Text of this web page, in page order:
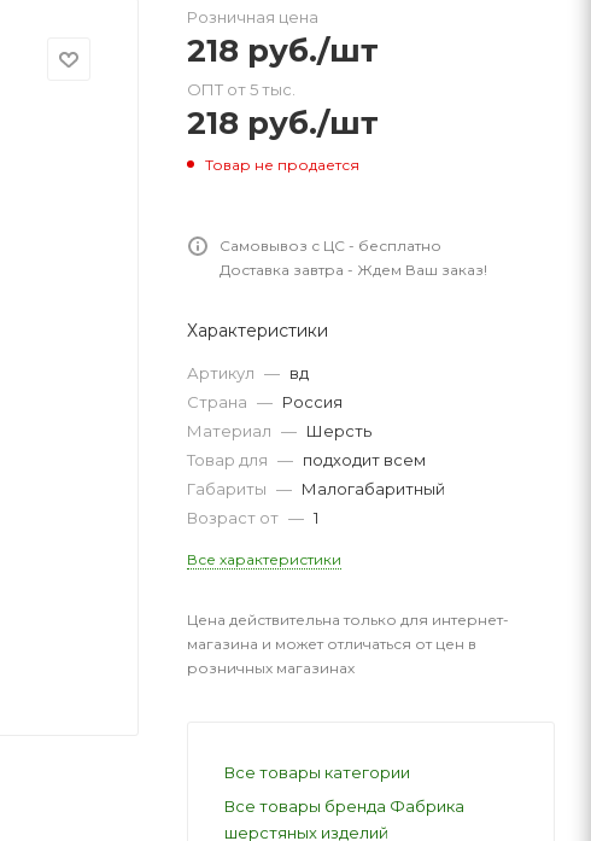
Розничная цена
218 руб./шт
ОПТ от 5 тыс.
218 руб./шт
Товар не продается
Самовывоз с ЦС - бесплатно
Доставка завтра - Ждем Ваш заказ!
Характеристики
Артикул — вд
Страна — Россия
Материал — Шерсть
Товар для — подходит всем
Габариты — Малогабаритный
Возраст от — 1
Все характеристики
Цена действительна только для интернет-
магазина и может отличаться от цен в
розничных магазинах
Все товары категории
Все товары бренда Фабрика
шерстяных изделий